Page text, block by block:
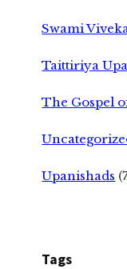
Swami
Taittiriya
The Gospel
Upanishads
Tags